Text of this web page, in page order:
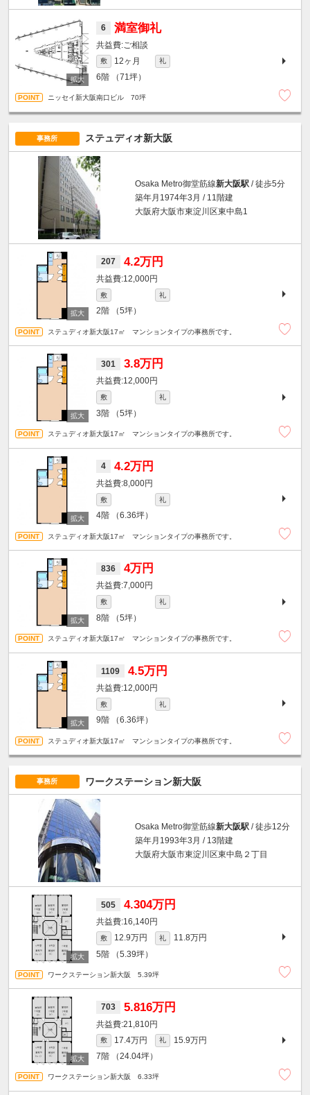
6 満室御礼
ご相談
敷 12ヶ月 礼
6階 （71坪）
ニッセイ新大阪南口ビル 70坪
事務所 ステュディオ新大阪
Osaka Metro御堂筋線新大阪駅 / 徒歩5分
築年月1974年3月 / 11階建
大阪府大阪市東淀川区東中島1
207 4.2万円
12,000円
敷 礼
2階 （5坪）
ステュディオ新大阪17㎡ マンションタイプの事務所です。
301 3.8万円
12,000円
敷 礼
3階 （5坪）
ステュディオ新大阪17㎡ マンションタイプの事務所です。
4 4.2万円
8,000円
敷 礼
4階 （6.36坪）
ステュディオ新大阪17㎡ マンションタイプの事務所です。
836 4万円
7,000円
敷 礼
8階 （5坪）
ステュディオ新大阪17㎡ マンションタイプの事務所です。
1109 4.5万円
12,000円
敷 礼
9階 （6.36坪）
ステュディオ新大阪17㎡ マンションタイプの事務所です。
事務所 ワークステーション新大阪
Osaka Metro御堂筋線新大阪駅 / 徒歩12分
築年月1993年3月 / 13階建
大阪府大阪市東淀川区東中島２丁目
505 4.304万円
16,140円
敷 12.9万円 礼
11.8万円
5階
（5.39坪）
ワークステーション新大阪 5.39坪
703 5.816万円
21,810円
敷 17.4万円 礼
15.9万円
7階
（24.04坪）
ワークステーション新大阪 6.33坪